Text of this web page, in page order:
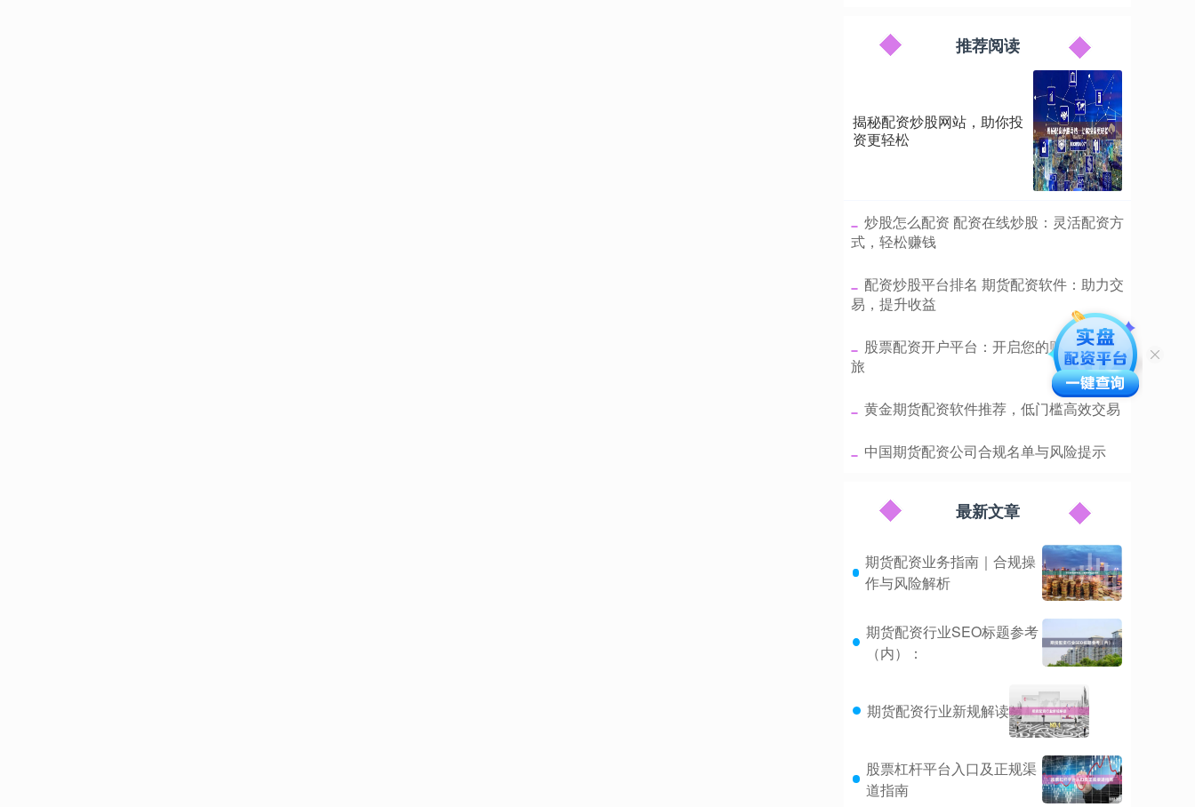
推荐阅读
揭秘配资炒股网站，助你投
资更轻松
​炒股怎么配资 配资在线炒股：灵活配资方
式，轻松赚钱
​配资炒股平台排名 期货配资软件：助力交
易，提升收益
​股票配资开户平台：开启您的财富增值之
旅
​黄金期货配资软件推荐，低门槛高效交易
​中国期货配资公司合规名单与风险提示
最新文章
期货配资业务指南｜合规操
作与风险解析
期货配资行业SEO标题参考
（内）：
期货配资行业新规解读
股票杠杆平台入口及正规渠
道指南